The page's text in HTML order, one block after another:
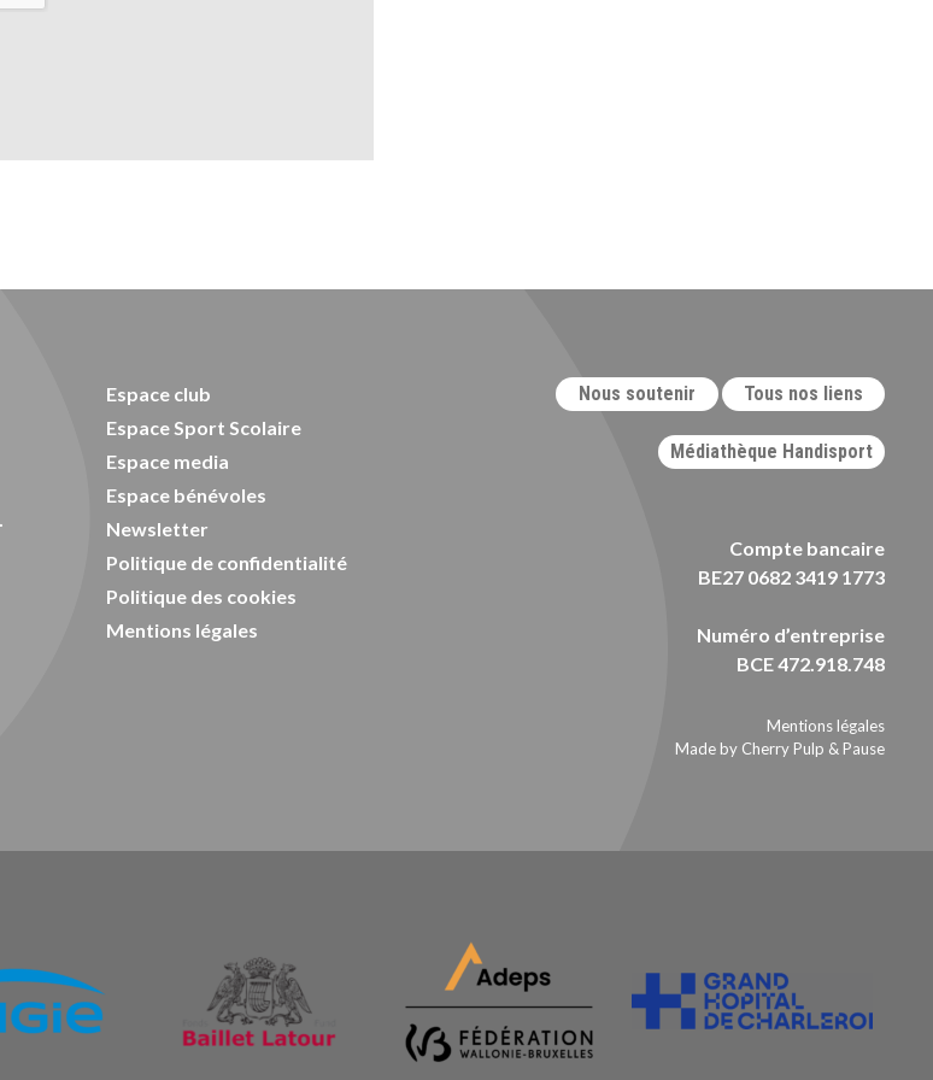
Espace club
Espace Sport Scolaire
Espace media
Espace bénévoles
Newsletter
Politique de confidentialité
Politique des cookies
Mentions légales
Nous soutenir Tous nos liens
Médiathèque Handisport
Compte bancaire
BE27 0682 3419 1773
Numéro d’entreprise
BCE 472.918.748
Mentions légales
Made by Cherry Pulp & Pause